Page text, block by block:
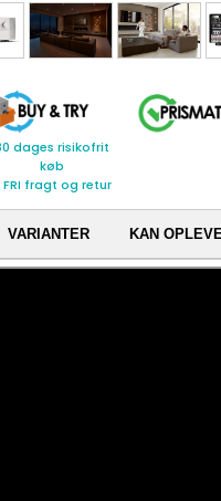
dages risikofrit
køb
fragt og retur
VARIANTER KAN